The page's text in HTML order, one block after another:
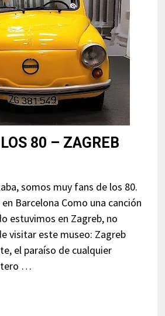
80 – ZAGREB
somos muy fans de los 80.
Barcelona Como una canción
estuvimos en Zagreb, no
visitar este museo: Zagreb
el paraíso de cualquier
…